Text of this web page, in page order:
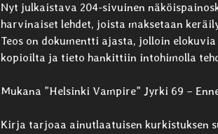
Nyt julkaistava 204-sivuinen
harvinaiset lehdet, joista maksetaan
Teos on dokumentti ajasta, jolloin
kopioilta ja tieto hankittiin intohimolla
Mukana ”Helsinki Vampire” Jyrki 69 –
Kirja tarjoaa ainutlaatuisen kurkistuksen